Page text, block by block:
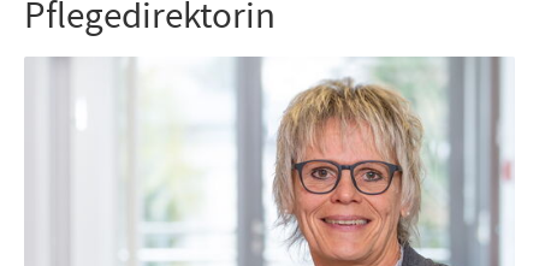
Pflegedirektorin